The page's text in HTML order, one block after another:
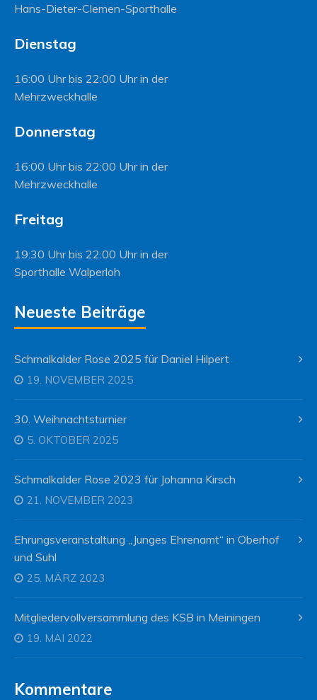
Hans-Dieter-Clemen-Sporthalle
Dienstag
16:00 Uhr bis 22:00 Uhr in der
Mehrzweckhalle
Donnerstag
16:00 Uhr bis 22:00 Uhr in der
Mehrzweckhalle
Freitag
19:30 Uhr bis 22:00 Uhr in der
Sporthalle Walperloh
Neueste Beiträge
Schmalkalder Rose 2025 für Daniel Hilpert
19. NOVEMBER 2025
30. Weihnachtsturnier
5. OKTOBER 2025
Schmalkalder Rose 2023 für Johanna Kirsch
21. NOVEMBER 2023
Ehrungsveranstaltung „Junges Ehrenamt“ in Oberhof
und Suhl
25. MÄRZ 2023
Mitgliedervollversammlung des KSB in Meiningen
19. MAI 2022
Kommentare